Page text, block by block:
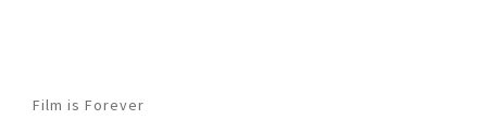
Film is Forever